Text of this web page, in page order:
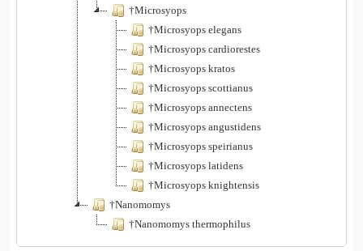
†Microsyops
†Microsyops elegans
†Microsyops cardiorestes
†Microsyops kratos
†Microsyops scottianus
†Microsyops annectens
†Microsyops angustidens
†Microsyops speirianus
†Microsyops latidens
†Microsyops knightensis
†Nanomomys
†Nanomomys thermophilus